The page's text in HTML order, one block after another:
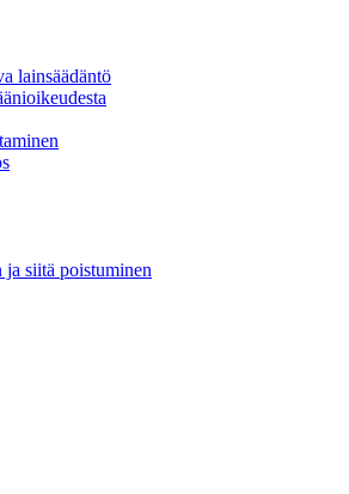
lainsäädäntö
siitä poistuminen